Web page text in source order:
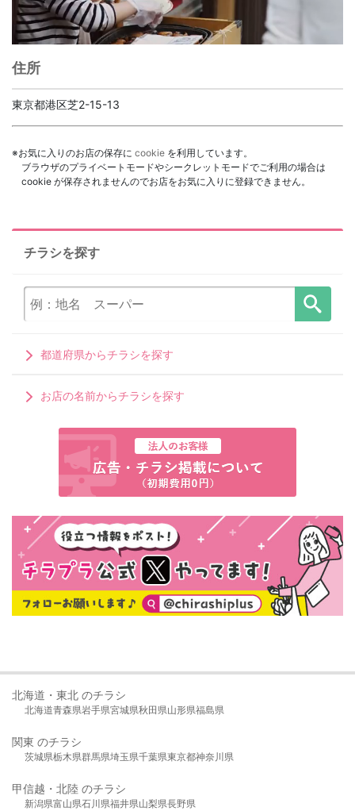
住所
東京都港区芝2-15-13
※お気に入りのお店の保存に cookie を利用しています。
ブラウザのプライベートモードやシークレットモードでご利用の場合は
cookie が保存されませんのでお店をお気に入りに登録できません。
チラシを探す
都道府県からチラシを探す
お店の名前からチラシを探す
北海道・東北 のチラシ
北海道青森県岩手県宮城県秋田県山形県福島県
関東 のチラシ
茨城県栃木県群馬県埼玉県千葉県東京都神奈川県
甲信越・北陸 のチラシ
新潟県富山県石川県福井県山梨県長野県